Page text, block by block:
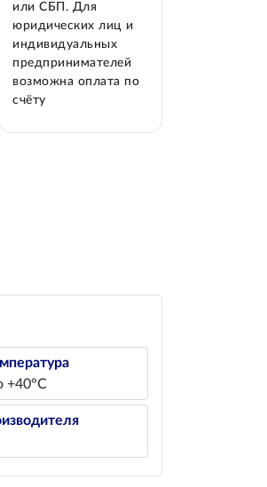
или СБП. Для
юридических лиц и
индивидуальных
предпринимателей
возможна оплата по
счёту
+40°С